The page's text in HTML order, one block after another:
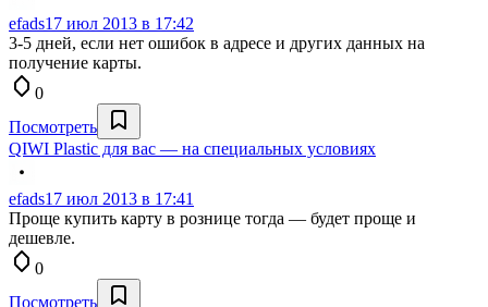
efads17 июл 2013 в 17:42
3-5 дней, если нет ошибок в адресе и других данных на
получение карты.
0
Посмотреть
QIWI Plastic для вас — на специальных условиях
efads17 июл 2013 в 17:41
Проще купить карту в рознице тогда — будет проще и
дешевле.
0
Посмотреть